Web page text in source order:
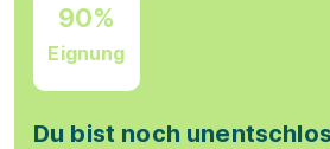
90%
Eignung
Du bist noch